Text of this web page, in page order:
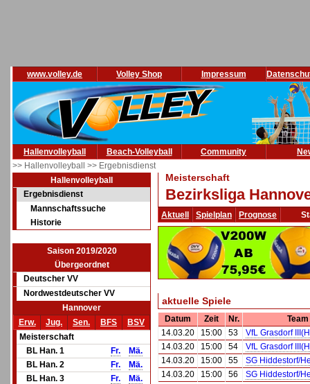
www.volley.de Volley Shop Impressum
Hallenvolleyball Beach-Volleyball Community
>> Hallenvolleyball >> Ergebnisdienst
Hallenvolleyball
Ergebnisdienst
Mannschaftssuche
Historie
Saison 2019/2020
Übergeordnet
Deutscher VV
Nordwestdeutscher VV
Hannover
Erw.
Jug. Sen. BFS
BSV
Meisterschaft
BL Han. 1
Fr.
Mä.
BL Han. 2
Fr.
Mä.
BL Han. 3
Fr.
Mä.
Meisterschaft
Bezirksliga
Aktuell Spielplan Prognose
aktuelle Spiele
Datum Zeit Nr.
14.03.20
15:00 53
VfL Grasdorf
14.03.20
15:00 54
VfL Grasdorf
14.03.20
15:00 55
SG Hiddestorf/
14.03.20
15:00 56 SG Hiddestorf/